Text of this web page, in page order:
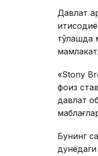
Давлат
тўлашда
«Stony
фоиз
давлат
Бунинг